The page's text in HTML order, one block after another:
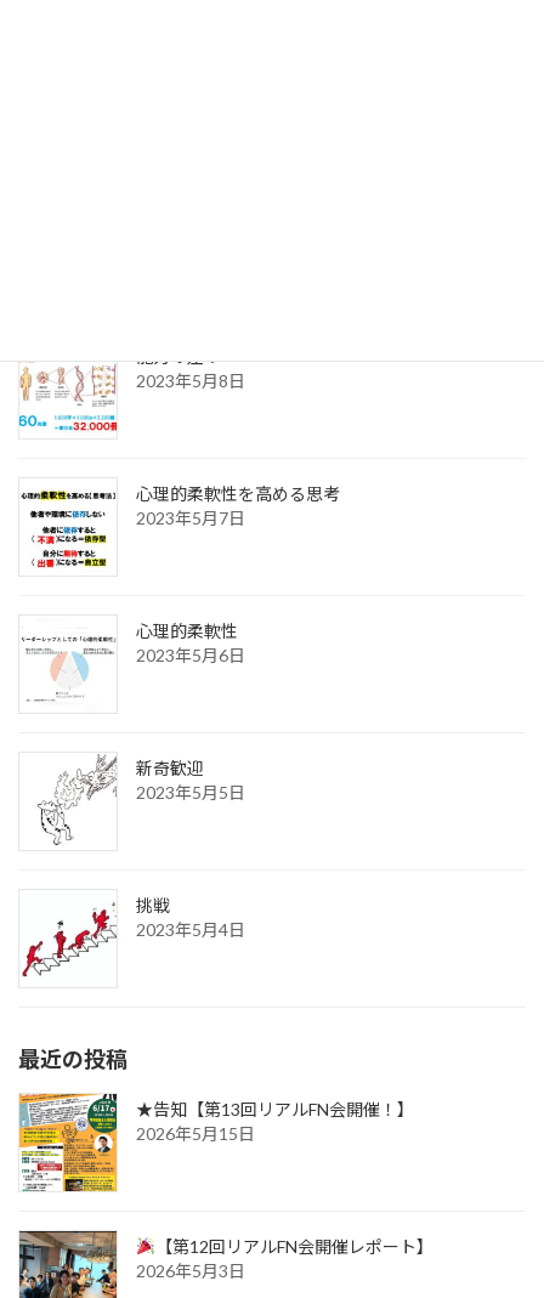
能力の差？
2023年5月8日
心理的柔軟性を高める思考
2023年5月7日
心理的柔軟性
2023年5月6日
新奇歓迎
2023年5月5日
挑戦
2023年5月4日
最近の投稿
★告知【第13回リアルFN会開催！】
2026年5月15日
【第12回リアルFN会開催レポート】
2026年5月3日